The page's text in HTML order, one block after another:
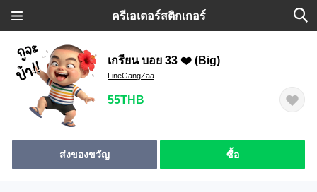
ครีเอเตอร์สติกเกอร์
เกรียน บอย 33 ❤️ (Big)
LineGangZaa
55THB
ส่งของขวัญ ซื้อ